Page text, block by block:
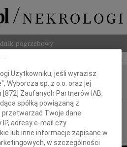
pogrzebowy
Kołakowski
Użytkowniku, jeśli wyrazisz
Wyborcza sp. z o.o. oraz jej
[872] Zaufanych Partnerów IAB,
spółką powiązaną z
przetwarzać Twoje dane
adresy e-mail czy
lub inne informacje zapisane w
w szczególności